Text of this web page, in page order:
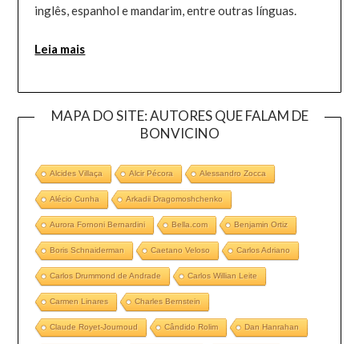
inglês, espanhol e mandarim, entre outras línguas.
Leia mais
MAPA DO SITE: AUTORES QUE FALAM DE
BONVICINO
Alcides Villaça Alcir Pécora Alessandro Zocca
Alécio Cunha Arkadii Dragomoshchenko
Aurora Fornoni Bernardini Bella.com Benjamin Ortiz
Boris Schnaiderman Caetano Veloso Carlos Adriano
Carlos Drummond de Andrade Carlos Willian Leite
Carmen Linares Charles Bernstein
Claude Royet-Journoud Cândido Rolim Dan Hanrahan